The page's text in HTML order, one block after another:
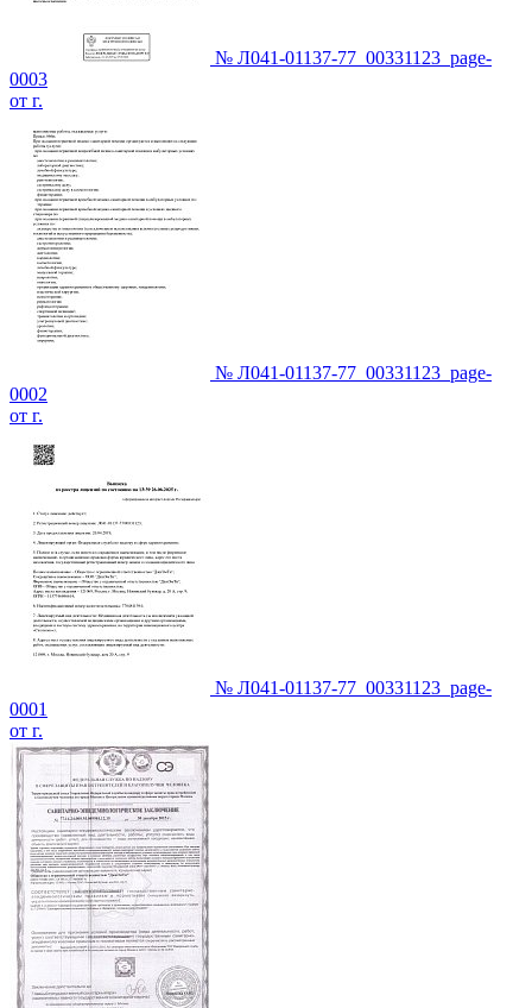
№ Л041-01137-77_00331123_page-
0003
от г.
№ Л041-01137-77_00331123_page-
0002
от г.
№ Л041-01137-77_00331123_page-
0001
от г.